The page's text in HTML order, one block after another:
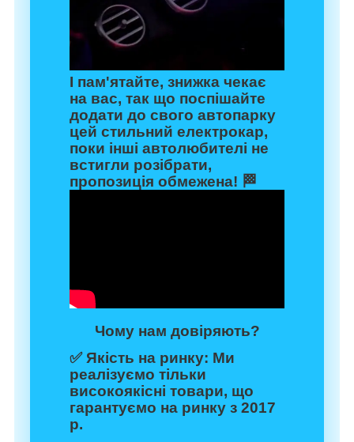
І пам'ятайте, знижка чекає
на вас, так що поспішайте
додати до свого автопарку
цей стильний електрокар,
поки інші автолюбителі не
встигли розібрати,
пропозиція обмежена! 🏁
Чому нам довіряють?
✅Якість на ринку: Ми
реалізуємо тільки
високоякісні товари, що
гарантуємо на ринку з 2017
р.